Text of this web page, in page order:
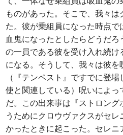
ものがあった。そこで、我々
た。彼が乗組員になった時点
血鬼になったとしたらどうだ
の一員である彼を受け入れ続け
になる。そうして、我々は彼を
（『テンペスト』ですでに登
使と関連している）呪いによ
だ。この出来事は『ストロン
うためにクロウヴァクスがセ
かったときに起こった。セレ